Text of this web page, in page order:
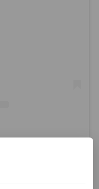
(@patta_nl)